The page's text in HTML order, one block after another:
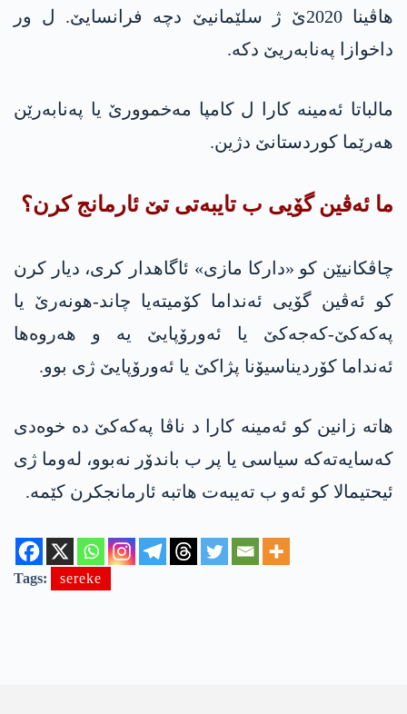
هاڤینا 2020ێ ژ سلێمانیێ دچە فرانسایێ. ل ور
داخوازا پەنابەریێ دکە.
مالباتا ئەمینە کارا ل کامپا مەخموورێ یا پەنابەرێن
هەرێما کوردستانێ دژین.
ما ئەڤین گۆیی ب تایبەتی تێ ئارمانج کرن؟
چاڤکانیێن کو «دارکا مازی» ئاگاهدار کری، دیار کرن
کو ئەڤین گۆیی ئەنداما کۆمیتەیا چاند-هونەرێ یا
په‌كه‌كێ-كه‌جه‌كێ یا ئەورۆپایێ یە و هەروه‌ها
ئەنداما کۆردیناسیۆنا پژاکێ یا ئەورۆپایێ ژی بوو.
هاتە زانین کو ئەمینە کارا د ناڤا په‌كه‌كێ دە خوەدی
کەسایەتەکە سیاسی یا پر ب باندۆر نەبوو، له‌وما ژی
ئیحتیمالا کو ئەو ب تەیبەت هاتبە ئارمانجکرن کێمە.
Tags: sereke